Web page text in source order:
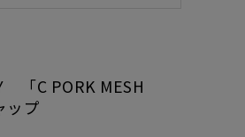
「C PORK MESH
ップ